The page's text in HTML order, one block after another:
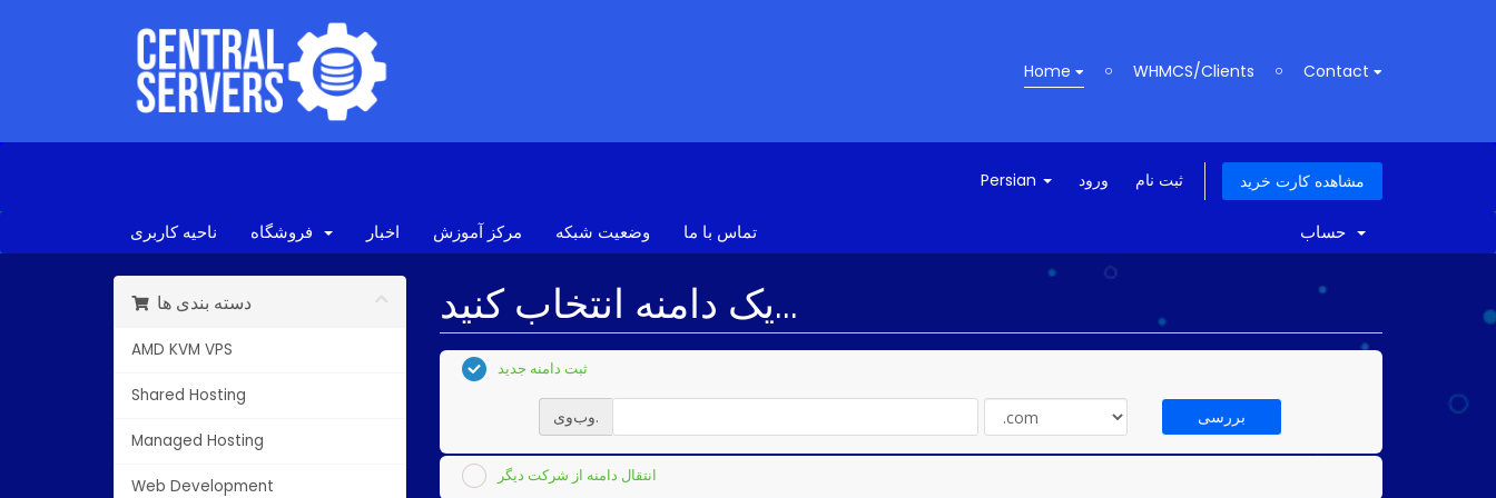
Home WHMCS/Clients Contact
Persian ورود ثبت نام مشاهده کارت خرید
ناحیه کاربری اخبار مرکز آموزش وضعیت شبکه تماس با ما
دسته بندی ها
AMD KVM VPS
Shared Hosting
Managed Hosting
Web Development
یک دامنه انتخاب کنید...
ثبت دامنه جدید
وب‌وی. بررسی
انتقال دامنه از شرکت دیگر